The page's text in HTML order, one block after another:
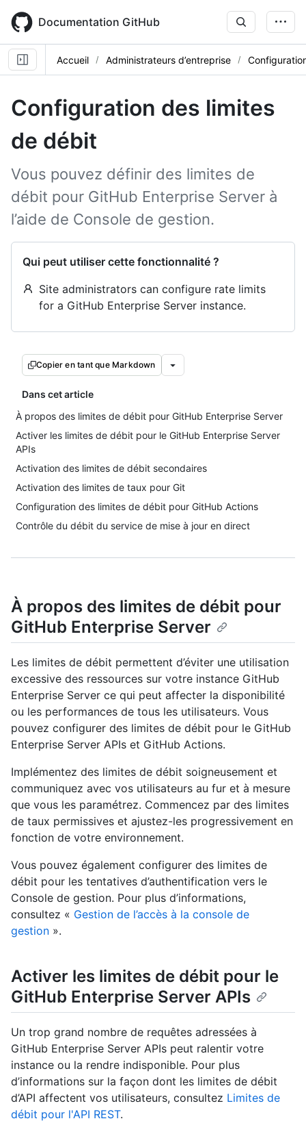
main
content
Documentation GitHub
Accueil Administrateurs d’entreprise
Configuration des limites
de débit
Vous pouvez définir des limites de
débit pour GitHub Enterprise Server à
l’aide de Console de gestion.
Qui peut utiliser cette fonctionnalité ?
Site administrators can configure rate limits
for a GitHub Enterprise Server instance.
Copier en tant que Markdown
Dans cet article
À propos des limites de débit pour GitHub Enterprise Server
Activer les limites de débit pour le GitHub Enterprise Server
APIs
Activation des limites de débit secondaires
Activation des limites de taux pour Git
Configuration des limites de débit pour GitHub Actions
Contrôle du débit du service de mise à jour en direct
À propos des limites de débit pour
GitHub Enterprise Server
Les limites de débit permettent d’éviter une utilisation
excessive des ressources sur votre instance GitHub
Enterprise Server ce qui peut affecter la disponibilité
ou les performances de tous les utilisateurs. Vous
pouvez configurer des limites de débit pour le GitHub
Enterprise Server APIs et GitHub Actions.
Implémentez des limites de débit soigneusement et
communiquez avec vos utilisateurs au fur et à mesure
que vous les paramétrez. Commencez par des limites
de taux permissives et ajustez-les progressivement en
fonction de votre environnement.
Vous pouvez également configurer des limites de
débit pour les tentatives d’authentification vers le
Console de gestion. Pour plus d’informations,
consultez « Gestion de l’accès à la console de
gestion ».
Activer les limites de débit pour le
GitHub Enterprise Server APIs
Un trop grand nombre de requêtes adressées à
GitHub Enterprise Server APIs peut ralentir votre
instance ou la rendre indisponible. Pour plus
d’informations sur la façon dont les limites de débit
d’API affectent vos utilisateurs, consultez Limites de
débit pour l'API REST.